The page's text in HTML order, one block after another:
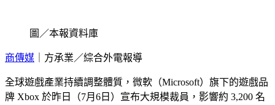
圖／本報資料庫
商傳媒 ｜方承業／綜合外電報導
全球遊戲產業持續調整體質，微軟（Microsoft）旗下的遊戲品
牌 Xbox 於昨日（7月6日）宣布大規模裁員，影響約 3,200 名